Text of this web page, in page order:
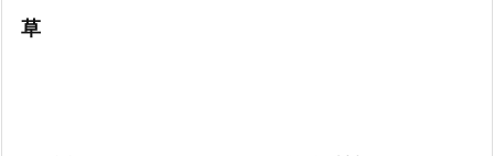
草